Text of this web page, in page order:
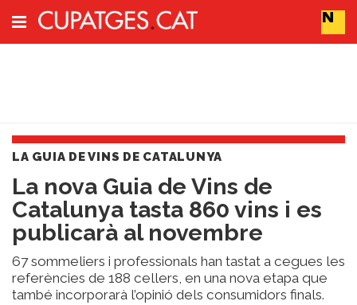
Cerca
Vins
Naturals
Actualitat
Líders
del
canvi
Impacte
LA GUIA DE VINS DE CATALUNYA
La nova Guia de Vins de
Catalunya tasta 860 vins i es
publicarà al novembre
67 sommeliers i professionals han tastat a cegues les
referències de 188 cellers, en una nova etapa que
també incorporarà l’opinió dels consumidors finals.